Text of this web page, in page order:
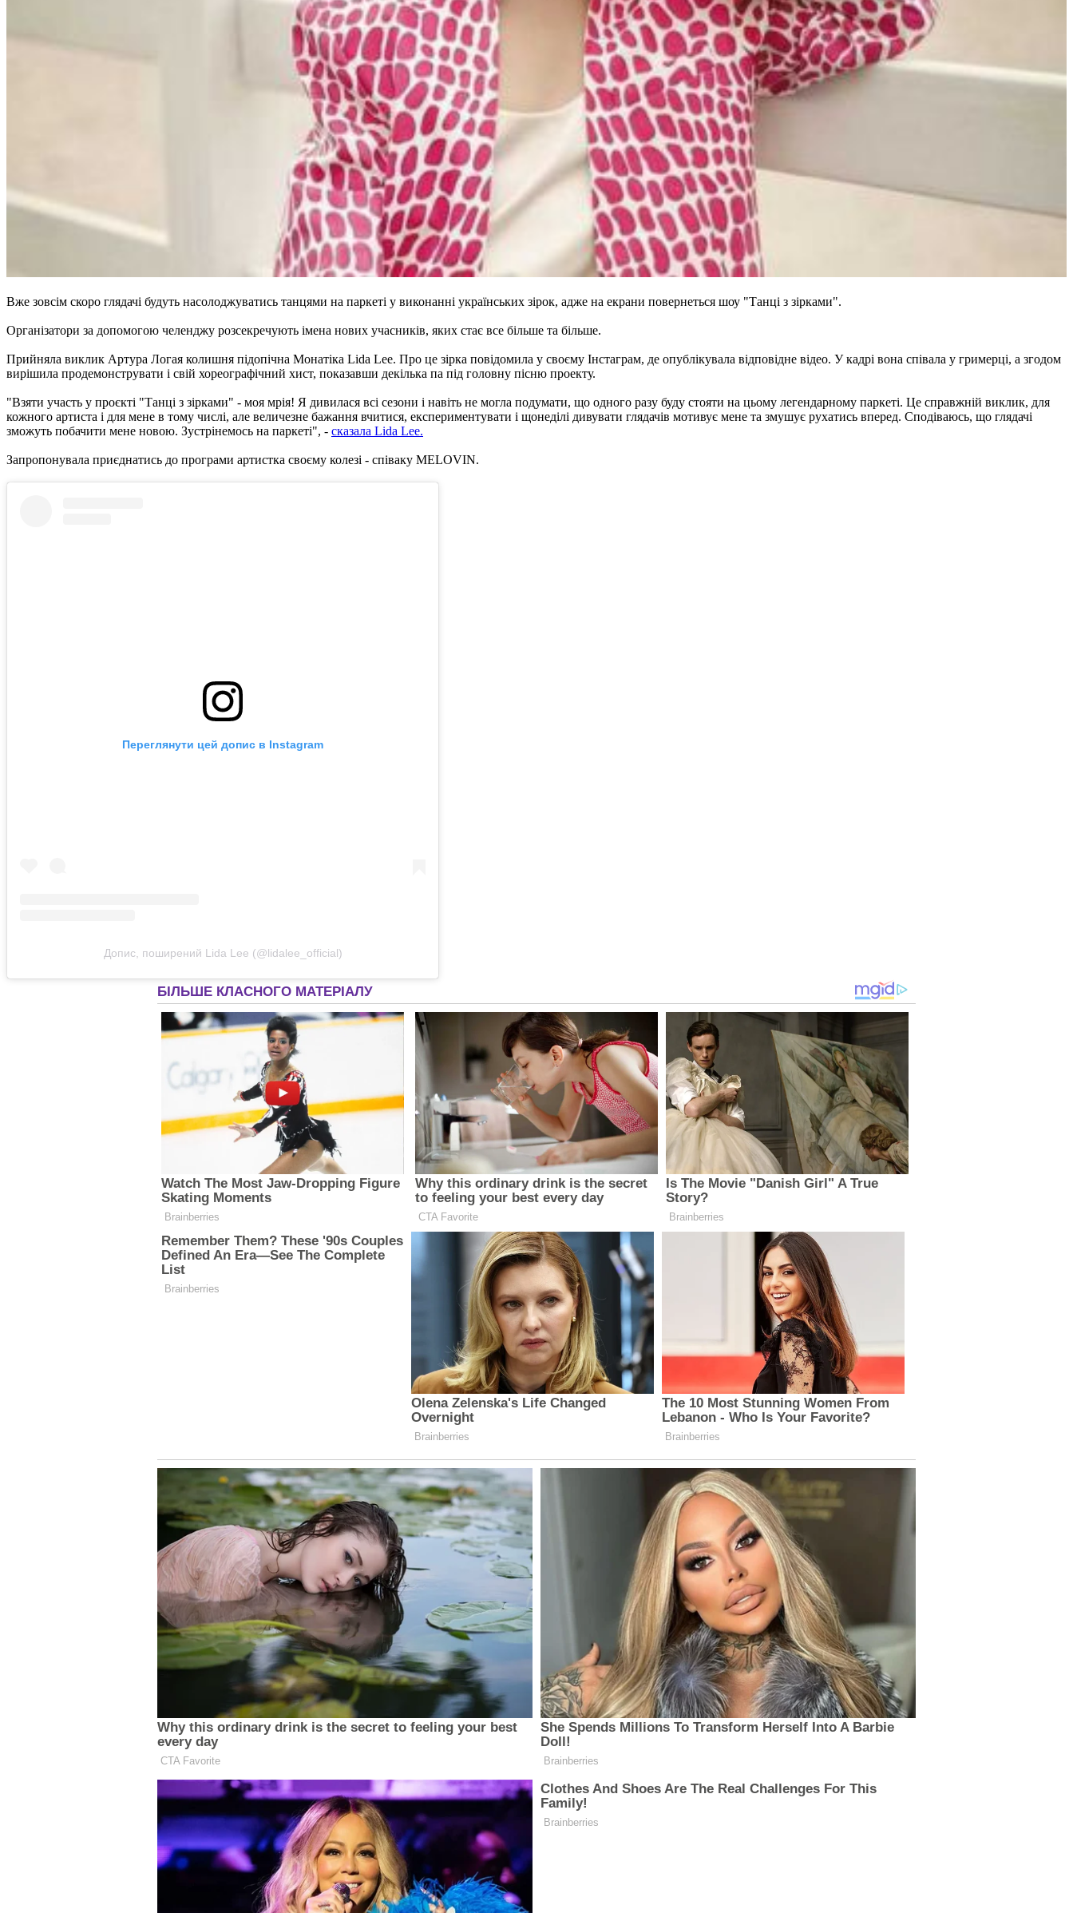
Вже зовсім скоро глядачі будуть насолоджуватись танцями на паркеті у виконанні українських зірок, адже на екрани повернеться шоу "Танці з зірками".
Організатори за допомогою челенджу розсекречують імена нових учасників, яких стає все більше та більше.
Прийняла виклик Артура Логая колишня підопічна Монатіка Lida Lee. Про це зірка повідомила у своєму Інстаграм, де опублікувала відповідне відео. У кадрі вона співала у гримерці, а згодом
вирішила продемонструвати і свій хореографічний хист, показавши декілька па під головну пісню проекту.
"Взяти участь у проєкті "Танці з зірками" - моя мрія! Я дивилася всі сезони і навіть не могла подумати, що одного разу буду стояти на цьому легендарному паркеті. Це справжній виклик, для
кожного артиста і для мене в тому числі, але величезне бажання вчитися, експериментувати і щонеділі дивувати глядачів мотивує мене та змушує рухатись вперед. Сподіваюсь, що глядачі
зможуть побачити мене новою. Зустрінемось на паркеті", - сказала Lida Lee.
Запропонувала приєднатись до програми артистка своєму колезі - співаку MELOVIN.
Переглянути цей допис в Instagram
Допис, поширений Lida Lee (@lidalee_official)